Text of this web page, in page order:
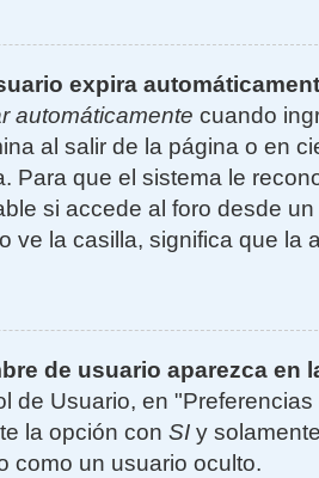
expira
automáticamente cuando
al salir de la página o en
Para que el sistema le
si accede al foro desde
ve la casilla, significa que la
de usuario aparezca
de Usuario, en
la opción con SI y
como un usuario oculto.